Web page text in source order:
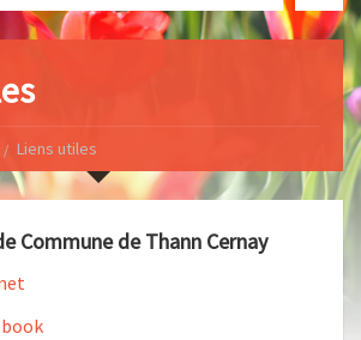
Liens utiles
Commune de Thann Cernay